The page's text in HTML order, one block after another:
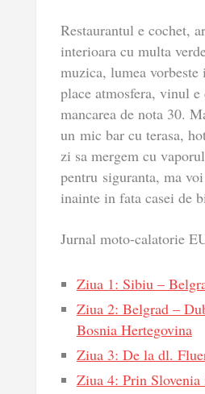
Restaurantul e cochet,
interioara cu multa
muzica, lumea
place atmosfera, vinul e
mancarea de nota 30.
un mic bar cu terasa,
zi sa mergem cu
pentru siguranta, ma
inainte in fata casei de
Jurnal moto-calatorie
Ziua 1: Sibiu –
Ziua 2: Belgrad –
Bosnia Hertegovina
Ziua 3: De la dl.
Ziua 4: Prin Slovenia